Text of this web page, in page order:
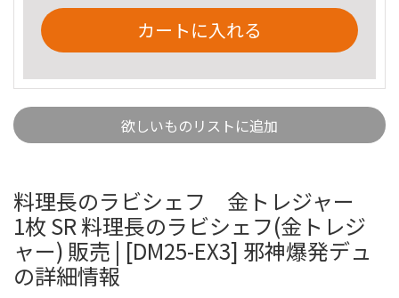
カートに入れる
欲しいものリストに追加
料理長のラビシェフ 金トレジャー
1枚 SR 料理長のラビシェフ(金トレジ
ャー) 販売 | [DM25-EX3] 邪神爆発デュ
の詳細情報